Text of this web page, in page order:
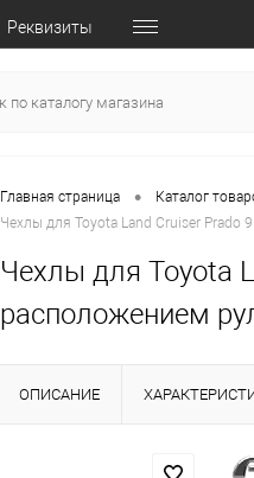
Реквизиты
Главная страница • Каталог
Чехлы для Toyota Land Cruiser
Чехлы для Toyota
расположением
ОПИСАНИЕ